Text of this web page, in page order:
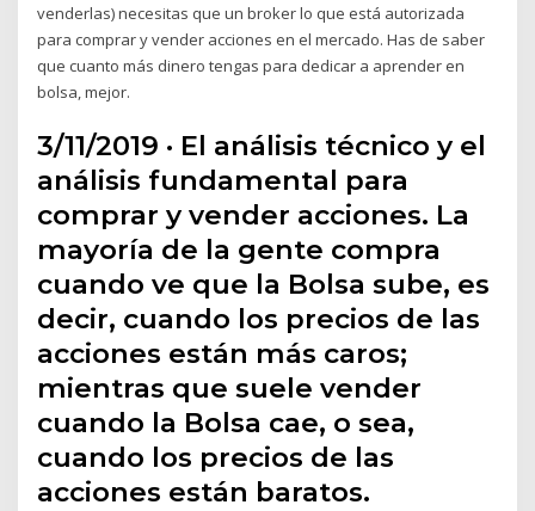
venderlas) necesitas que un broker lo que está autorizada
para comprar y vender acciones en el mercado. Has de saber
que cuanto más dinero tengas para dedicar a aprender en
bolsa, mejor.
3/11/2019 · El análisis técnico y el
análisis fundamental para
comprar y vender acciones. La
mayoría de la gente compra
cuando ve que la Bolsa sube, es
decir, cuando los precios de las
acciones están más caros;
mientras que suele vender
cuando la Bolsa cae, o sea,
cuando los precios de las
acciones están baratos.